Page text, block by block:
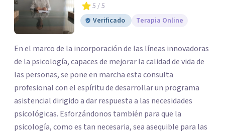
5 / 5
Verificado
Terapia Online
En el marco de la incorporación de las líneas innovadoras
de la psicología, capaces de mejorar la calidad de vida de
las personas, se pone en marcha esta consulta
profesional con el espíritu de desarrollar un programa
asistencial dirigido a dar respuesta a las necesidades
psicológicas. Esforzándonos también para que la
psicología, como es tan necesaria, sea asequible para las